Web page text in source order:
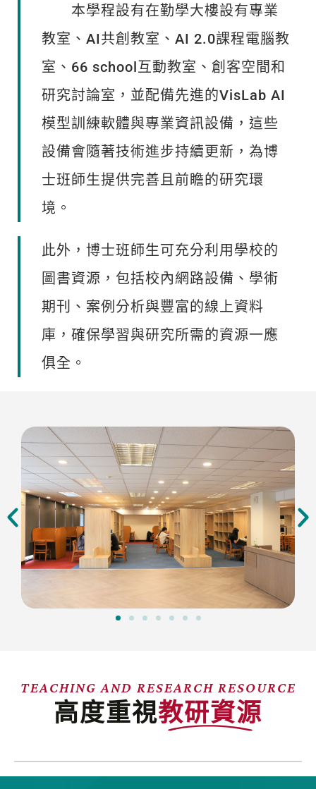
本學程設有在勤學大樓設有專業
教室、AI共創教室、AI 2.0課程電腦教
室、66 school互動教室、創客空間和
研究討論室，並配備先進的VisLab AI
模型訓練軟體與專業資訊設備，這些
設備會隨著技術進步持續更新，為博
士班師生提供完善且前瞻的研究環
境。
此外，博士班師生可充分利用學校的
圖書資源，包括校內網路設備、學術
期刊、案例分析與豐富的線上資料
庫，確保學習與研究所需的資源一應
俱全。
TEACHING AND RESEARCH RESOURCE
高度重視教研資源